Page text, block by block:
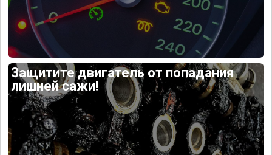
Защитите двигатель от попадания
лишней сажи!